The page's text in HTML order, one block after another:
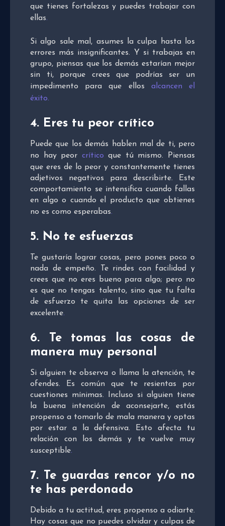
que tienes fortalezas y puedes trabajar con
ellas.
Si algo sale mal, asumes la culpa hasta los
errores más insignificantes. Y si trabajas en
grupo, piensas que los demás estarían mejor
sin ti, porque crees que podrías ser un
impedimento para que ellos alcancen el
éxito.
4. Eres tu peor crítico
Puede que los demás hablen mal de ti, pero
no hay peor crítico que tú mismo. Piensas
que eres de lo peor y constantemente tienes
adjetivos negativos para describirte. Este
comportamiento se intensifica cuando fallas
en algo o cuando el producto que obtienes
no es como esperabas.
5. No te esfuerzas
Te gustaría lograr cosas, pero pones poco o
nada de empeño. Te rindes con facilidad y
crees que no eres bueno para algo; pero no
es que no tengas talento, sino que tu falta
de esfuerzo te quita las opciones de ser
excelente.
6. Te tomas las cosas de
manera muy personal
Si alguien te observa o llama la atención, te
ofendes. Es común que te resientas por
cuestiones mínimas. Incluso si alguien tiene
la buena intención de aconsejarte, estás
propenso a tomarlo de mala manera y optas
por estar a la defensiva. Esto afecta tu
relación con los demás y te vuelve muy
susceptible.
7. Te guardas rencor y/o no
te has perdonado
Debido a tu actitud, eres propenso a odiarte.
Hay cosas que no puedes olvidar y culpas de